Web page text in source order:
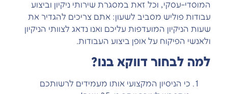
המוסדי-עסקי, וכל זאת במסגרת שירותי ניקיון וביצוע
עבודות פוליש מסביב לשעון: אתם צריכים להגדיר את
שעות הניקיון המועדפות עליכם ואנו נדאג לצוותי הניקיון
ולאנשי הפיקוח על אופן ביצוע העבודות.
למה לבחור דווקא בנו?
כי הניסיון המקצועי אותו מעמידים לרשותכם